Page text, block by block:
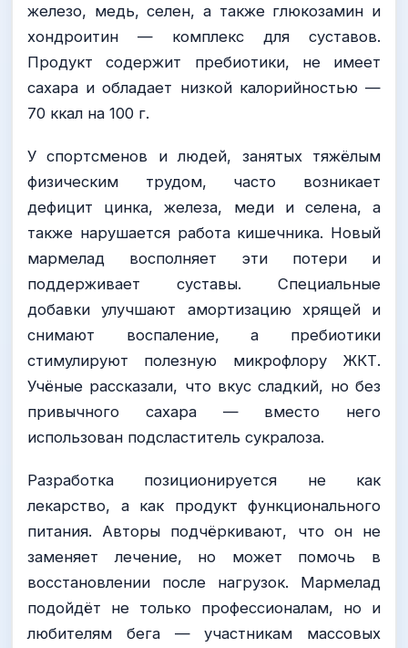
железо, медь, селен, а также глюкозамин и
хондроитин — комплекс для суставов.
Продукт содержит пребиотики, не имеет
сахара и обладает низкой калорийностью —
70 ккал на 100 г.
У спортсменов и людей, занятых тяжёлым
физическим трудом, часто возникает
дефицит цинка, железа, меди и селена, а
также нарушается работа кишечника. Новый
мармелад восполняет эти потери и
поддерживает суставы. Специальные
добавки улучшают амортизацию хрящей и
снимают воспаление, а пребиотики
стимулируют полезную микрофлору ЖКТ.
Учёные рассказали, что вкус сладкий, но без
привычного сахара — вместо него
использован подсластитель сукралоза.
Разработка позиционируется не как
лекарство, а как продукт функционального
питания. Авторы подчёркивают, что он не
заменяет лечение, но может помочь в
восстановлении после нагрузок. Мармелад
подойдёт не только профессионалам, но и
любителям бега — участникам массовых